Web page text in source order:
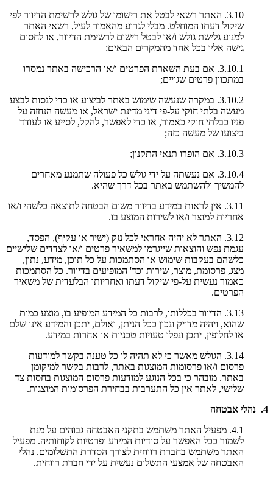
3.10. האתר רשאי לבטל את רישומו של גולש לרשימת הדיוור לפי
שיקול דעתו המוחלט. מבלי לגרוע מהאמור לעיל, רשאי האתר
למנוע גלישת גולש ו/או לבטל רישום לרשימת הדיוור, או לחסום
גישה אליו בכל אחד מהמקרים הבאים:
3.10.1. אם בעת השארת הפרטים ו/או הרכישה באתר נמסרו
במתכוון פרטים שגויים;
3.10.2. במקרה שנעשה שימוש באתר לביצוע או כדי לנסות לבצע
מעשה בלתי חוקי על-פי דיני מדינת ישראל, או מעשה הנחזה על
פניו כבלתי חוקי כאמור, או כדי לאפשר, להקל, לסייע או לעודד
ביצועו של מעשה כזה;
3.10.3. אם הופרו תנאי התקנון;
3.10.4. אם נעשתה על ידי גולש כל פעולה שתמנע מאחרים
להמשיך ולהשתמש באתר בכל דרך שהיא.
3.11. אין לראות במידע בדיוור משום הבטחה לתוצאה כלשהי ו/או
אחריות למוצר ו/או לשירות המוצע בו.
3.12. האתר לא יהיה אחראי לכל נזק (ישיר או עקיף), הפסד,
עגמת נפש והוצאות שייגרמו למשאיר פרטים ו/או לצדדים שלישיים
כלשהם בעקבות שימוש או הסתמכות על כל תוכן, מידע, נתון,
מצג, פרסומת, מוצר, שירות וכד' המופיעים בדיוור. כל הסתמכות
כאמור נעשית על-פי שיקול דעתו ואחריותו הבלעדית של משאיר
הפרטים.
3.13. הדיוור בכללותו, לרבות כל המידע המופיע בו, מוצע כמות
שהוא, ויהיה מדויק ונכון ככל הניתן, ואולם, יתכן והמידע אינו שלם
או לחלופין, יתכן ונפלו טעויות טכניות או אחרות במידע.
3.14. הגולש מאשר כי לא תהיה לו כל טענה בקשר למודעות
פרסום ו/או פרסומות המוצגות באתר, לרבות בקשר למיקומן
באתר. מובהר כי בכל הנוגע למודעות פרסום המוצגות בחסות צד
שלישי, לאתר אין כל התערבות בבחירת הפרסומות המוצגות.
4. נהלי אבטחה
4.1. מפעיל האתר משתמש בתקני האבטחה גבוהים על מנת
לשמור ככל האפשר על סודיות המידע ופרטיות לקוחותיה. מפעיל
האתר משתמש בחברת רווחית לצורך הסדרת התשלומים. נהלי
האבטחה של אמצעי התשלום נעשית על ידי חברת רווחית.